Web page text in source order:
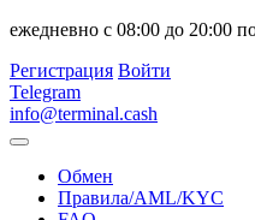
ежедневно с 08:00 до 20:00
Регистрация Войти
Telegram
info@terminal.cash
Обмен
Правила/AML/KYC